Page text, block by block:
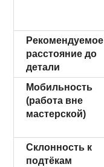
Рекомендуемое
расстояние до
детали
Мобильность
(работа вне
мастерской)
Склонность к
подтёкам